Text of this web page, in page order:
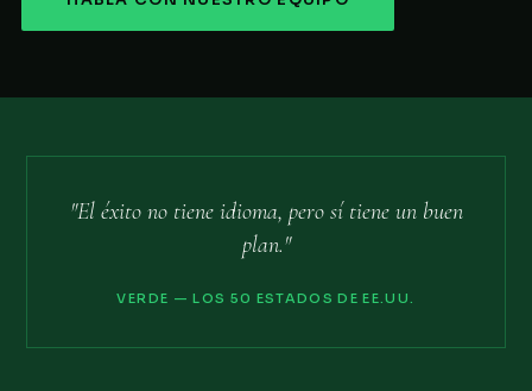
"El éxito no tiene idioma, pero sí tiene un buen
plan."
VERDE — LOS 50 ESTADOS DE EE.UU.